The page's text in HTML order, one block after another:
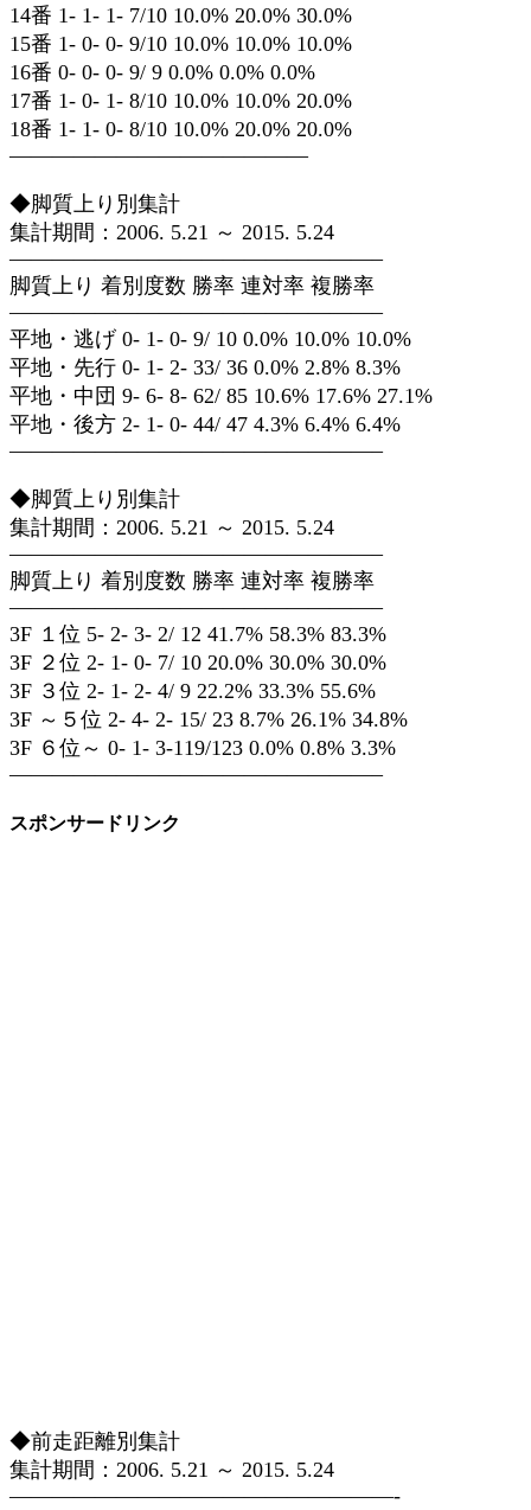
14番 1- 1- 1- 7/10 10.0% 20.0% 30.0%
15番 1- 0- 0- 9/10 10.0% 10.0% 10.0%
16番 0- 0- 0- 9/ 9 0.0% 0.0% 0.0%
17番 1- 0- 1- 8/10 10.0% 10.0% 20.0%
18番 1- 1- 0- 8/10 10.0% 20.0% 20.0%
——————————————
◆脚質上り別集計
集計期間：2006. 5.21 ～ 2015. 5.24
—————————————————–
脚質上り 着別度数 勝率 連対率 複勝率
—————————————————–
平地・逃げ 0- 1- 0- 9/ 10 0.0% 10.0% 10.0%
平地・先行 0- 1- 2- 33/ 36 0.0% 2.8% 8.3%
平地・中団 9- 6- 8- 62/ 85 10.6% 17.6% 27.1%
平地・後方 2- 1- 0- 44/ 47 4.3% 6.4% 6.4%
—————————————————–
◆脚質上り別集計
集計期間：2006. 5.21 ～ 2015. 5.24
—————————————————–
脚質上り 着別度数 勝率 連対率 複勝率
—————————————————–
3F １位 5- 2- 3- 2/ 12 41.7% 58.3% 83.3%
3F ２位 2- 1- 0- 7/ 10 20.0% 30.0% 30.0%
3F ３位 2- 1- 2- 4/ 9 22.2% 33.3% 55.6%
3F ～５位 2- 4- 2- 15/ 23 8.7% 26.1% 34.8%
3F ６位～ 0- 1- 3-119/123 0.0% 0.8% 3.3%
—————————————————–
スポンサードリンク
◆前走距離別集計
集計期間：2006. 5.21 ～ 2015. 5.24
——————————————————-